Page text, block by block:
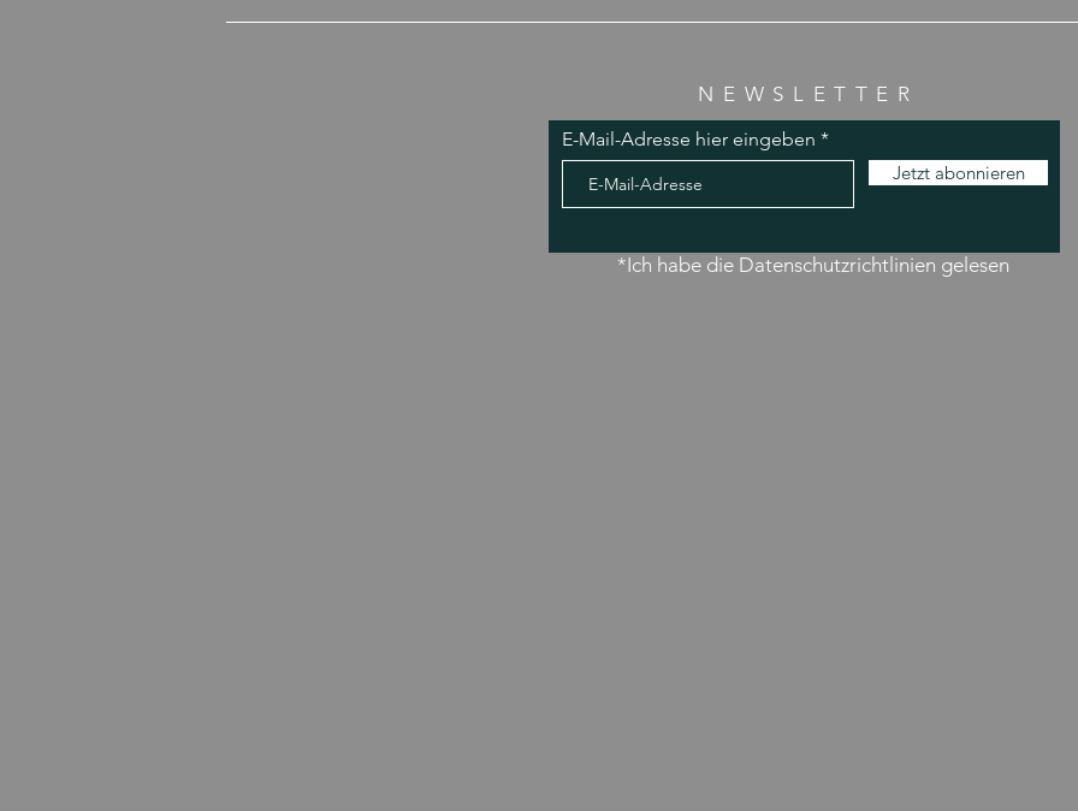
NEWSLETTER
E-Mail-Adresse hier eingeben
Jetzt abonnieren
*Ich habe die Datenschutzrichtlinien gelesen